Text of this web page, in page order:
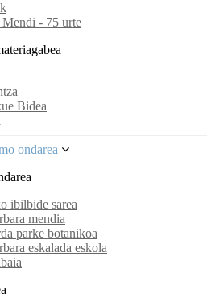
- 75 urte
Bidea
ondarea
ibilbide sarea
mendia
parke botanikoa
eskalada eskola